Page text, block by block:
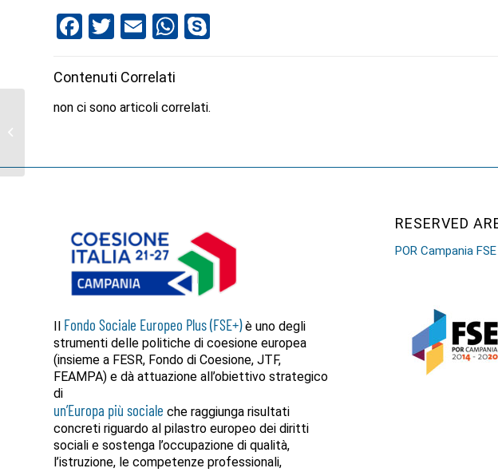
FacebookTwitter Email WhatsApp
Contenuti Correlati
non ci sono articoli correlati.
Il Fondo Sociale Europeo Plus (FSE+)è uno degli
strumenti delle politiche di coesione europea
(insieme a FESR, Fondo di Coesione, JTF,
FEAMPA) e dà attuazione all’obiettivo strategico
di
un’Europa più sociale che raggiunga risultati
concreti riguardo al pilastro europeo dei diritti
sociali e sostenga l’occupazione di qualità,
l’istruzione, le competenze professionali,
RESERVED
POR Campania
ITS – FAQ Avviso